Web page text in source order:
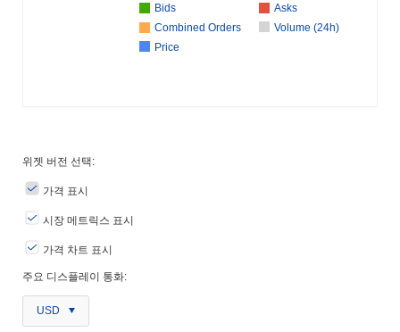
Bids
Asks
Combined Orders
Volume (24h)
Price
위젯 버전 선택:
가격 표시
시장 메트릭스 표시
가격 차트 표시
주요 디스플레이 통화:
USD